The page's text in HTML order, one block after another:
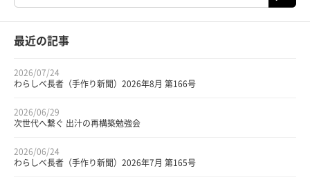
最近の記事
2026/07/24
わらしべ長者（手作り新聞）2026年8月 第166号
2026/06/29
次世代へ繋ぐ 出汁の再構築勉強会
2026/06/24
わらしべ長者（手作り新聞）2026年7月 第165号